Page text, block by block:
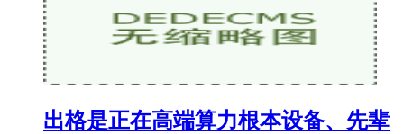
出格是正在高端算力根本设备、先辈